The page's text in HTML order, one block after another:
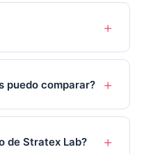
puedo comparar?
de Stratex Lab?